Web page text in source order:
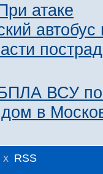
атаке
автобус
ВСУ
в
x RSS